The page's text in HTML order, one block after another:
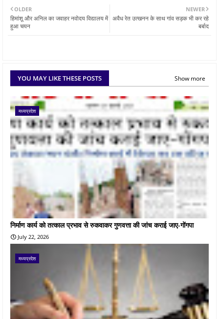
NEWER
अवैध रेत उत्खनन के साथ गांव सड़क भी कर रहे
बर्बाद
OLDER
हिमांशू और अनिल का जवाहर नवोदय विद्यालय में
हुआ चयन
YOU MAY LIKE THESE POSTS Show more
मध्यप्रदेश
निर्माण कार्य को तत्काल प्रभाव से रुकवाकर गुणवत्ता की जांच कराई जाए-गोंगपा
July 22, 2026
मध्यप्रदेश